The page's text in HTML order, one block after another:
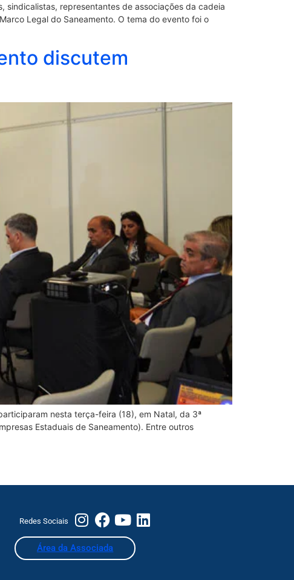
representantes de associações da cadeia
Legal do Saneamento. O tema do evento foi o
discutem
nesta terça-feira (18), em Natal, da 3ª
Estaduais de Saneamento). Entre outros
Redes Sociais
Área da Associada